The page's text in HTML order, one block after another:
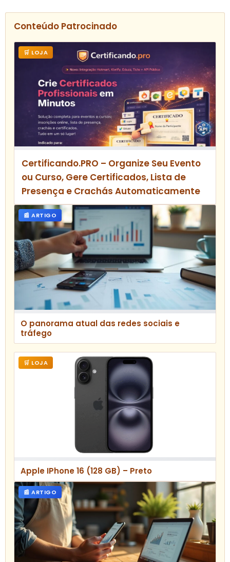
Conteúdo Patrocinado
🛒 LOJA
Certificando.PRO – Organize Seu Evento
ou Curso, Gere Certificados, Lista de
Presença e Crachás Automaticamente
📰 ARTIGO
O panorama atual das redes sociais e
tráfego
🛒 LOJA
Apple IPhone 16 (128 GB) – Preto
📰 ARTIGO